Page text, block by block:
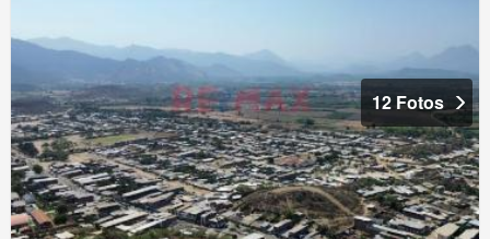
12 Fotos